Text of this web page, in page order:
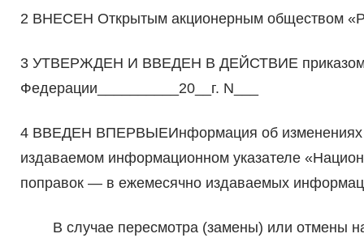
2 ВНЕСЕН Открытым акционерным обществом
3 УТВЕРЖДЕН И ВВЕДЕН В ДЕЙСТВИЕ приказом
Федерации__________20__г. N___
4 ВВЕДЕН ВПЕРВЫЕИнформация об изменениях
издаваемом информационном указателе
поправок — в ежемесячно издаваемых
В случае пересмотра (замены) или отмены